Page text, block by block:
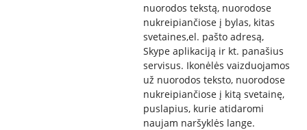
nuorodos tekstą, nuorodose
nukreipiančiose į bylas, kitas
svetaines,el. pašto adresą,
Skype aplikaciją ir kt. panašius
servisus. Ikonėlės vaizduojamos
už nuorodos teksto, nuorodose
nukreipiančiose į kitą svetainę,
puslapius, kurie atidaromi
naujam naršyklės lange.